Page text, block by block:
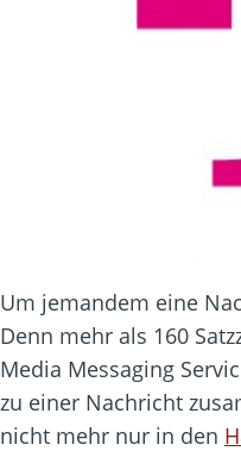
Um jemandem eine
Denn mehr als 160
Media Messaging
zu einer Nachricht
nicht mehr nur in den